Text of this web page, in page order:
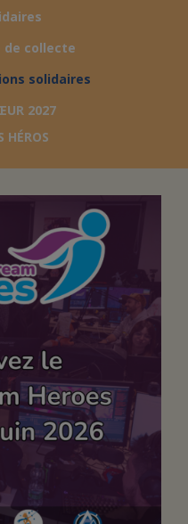
DON
DEVENIR
UN PETIT PRINCE
de collecte
solidaires
2027
HÉROS